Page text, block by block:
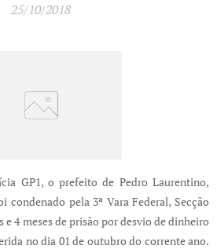
25/10/2018
GP1, o prefeito de Pedro Laurentino,
condenado pela 3ª Vara Federal, Secção
e 4 meses de prisão por desvio de dinheiro
no dia 01 de outubro do corrente ano.